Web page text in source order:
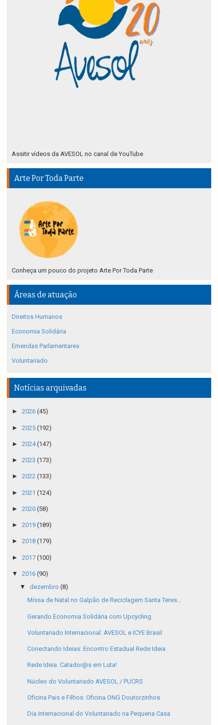
Assitir vídeos da AVESOL no canal de YouTube
Arte Por Toda Parte
Conheça um pouco do projeto Arte Por Toda Parte
Áreas de atuação
Direitos Humanos
Economia Solidária
Emendas Parlamentares
Voluntariado
Notícias arquivadas
► 2026 (45)
► 2025 (192)
► 2024(147)
► 2023 (173)
► 2022 (133)
► 2021 (124)
► 2020 (58)
► 2019 (189)
► 2018 (179)
► 2017 (100)
▼ 2016 (90)
▼ dezembro (8)
Missa de Natal no Galpão de Reciclagem Santa Teres...
Gerando Economia Solidária com Upcycling
Voluntariado Internacional: AVESOL e ICYE Brasil
Conectando Ideias: Encontro Estadual Rede Ideia
Rede Ideia: Catador@s em Luta!
Núcleo do Voluntariado AVESOL / PUCRS
Oficina Pais e Filhos: Oficina ONG Doutorzinhos
Dia Internacional do Voluntariado na Pequena Casa